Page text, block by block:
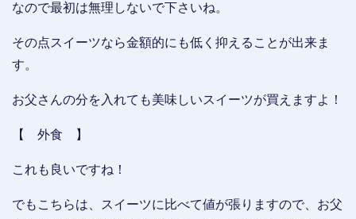
なので最初は無理しないで下さいね。
その点スイーツなら金額的にも低く抑えることが出来ま
す。
お父さんの分を入れても美味しいスイーツが買えますよ！
【 外食 】
これも良いですね！
でもこちらは、スイーツに比べて値が張りますので、お父